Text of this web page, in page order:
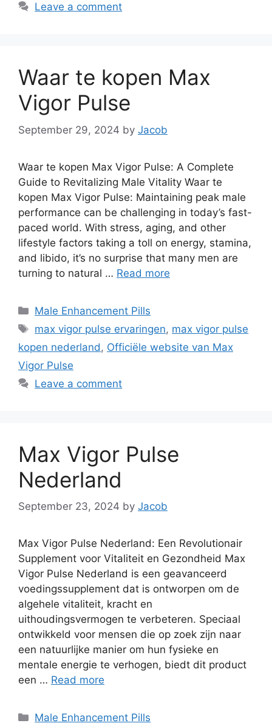
Leave a comment
Waar te kopen Max
Vigor Pulse
September 29, 2024 by Jacob
Waar te kopen Max Vigor Pulse: A Complete
Guide to Revitalizing Male Vitality Waar te
kopen Max Vigor Pulse: Maintaining peak male
performance can be challenging in today’s fast-
paced world. With stress, aging, and other
lifestyle factors taking a toll on energy, stamina,
and libido, it’s no surprise that many men are
turning to natural … Read more
Categories
Male Enhancement Pills
Tags
max vigor pulse ervaringen, max vigor pulse
kopen nederland , Officiële website van Max
Vigor Pulse
Leave a comment
Max Vigor Pulse
Nederland
September 23, 2024 by Jacob
Max Vigor Pulse Nederland: Een Revolutionair
Supplement voor Vitaliteit en Gezondheid Max
Vigor Pulse Nederland is een geavanceerd
voedingssupplement dat is ontworpen om de
algehele vitaliteit, kracht en
uithoudingsvermogen te verbeteren. Speciaal
ontwikkeld voor mensen die op zoek zijn naar
een natuurlijke manier om hun fysieke en
mentale energie te verhogen, biedt dit product
een … Read more
Categories
Male Enhancement Pills